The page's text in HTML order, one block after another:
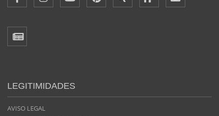
LEGITIMIDADES
AVISO LEGAL